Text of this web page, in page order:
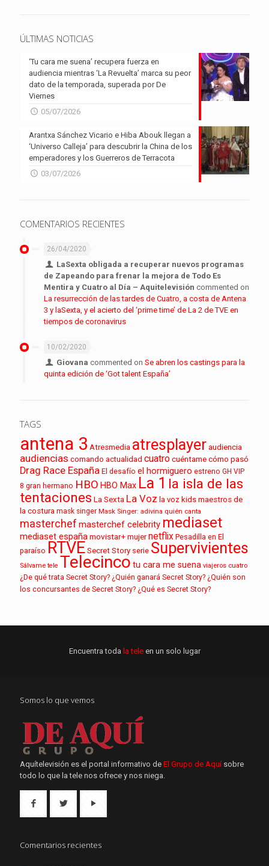
ÚLTIMAS NOTICIAS
‘Tu cara me suena’ recupera fuerza en
audiencia mientras ‘La Revuelta’ marca su peor
dato de la temporada, superada por De
Viernes
05/07/2026
Arantxa Sánchez Vicario e Hiba Abouk llegan a
‘Universo Calleja’ para descubrir la China de los
emperadores y los Guerreros de Terracota
03/07/2026
COMENTARIOS RECIENTES
26/04/2020
LaSexta obligada a recuperar nuevos programas
de Zapeando para frenar la mejora de Todo Es
Mentira y Cuatro al Día – Aquitelevisión commented on
La resurrección de las tardes de Cuatro, a costa de Antena
3 y laSexta, y el acierto del ‘prime time’ de La 2 de TVE en
tiempos de coronavirus
10/02/2020
Giovana commented onSe abren los castings para la
quinta edición de ‘Got talent España’
TAGS
antena 3 Atresmedia atresplayeraudiencia
audiencias comando actualidad cuatrocuéntame cómo pasó
Drag Race España El desafío el hormiguero estreno GH VIP
8 gran hermano HBO HBO Max La 1 la isla de las
tentaciones La Sexta La Voz la voz kids maestros de
la costura mask singer Mask Singer: adivina quién canta
masterchef masterchef celebrity mediaset
mediaset españamovistar+ mujer netflix Pesadilla en El
paraíso RTVE Secret Story serie Supervivientes
Sálvame tele Telecinco tu cara me suena viajeros cuatro
¿De qué trata Secret Story? ¿Quién ganará Secret Story? ¿Quién son
los concursantes de Secret Story? ¿Qué es Secret Story?
Encuentra toda la tele en un solo lugar
Somos lo que vemos
Aquítelevisión es el portal informativo de El Grupo de Aquí sobre
todo lo que la tele nos ofrece y nos niega.
Comentarios recientes